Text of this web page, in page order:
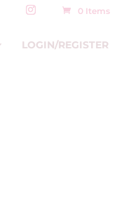
0 Items
LOGIN/REGISTER